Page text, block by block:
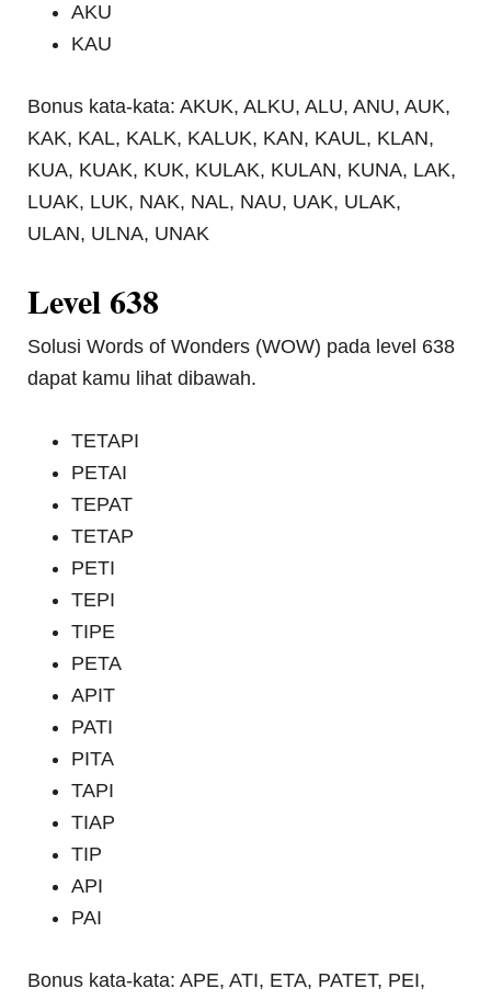
AKU
KAU
Bonus kata-kata: AKUK, ALKU, ALU, ANU, AUK,
KAK, KAL, KALK, KALUK, KAN, KAUL, KLAN,
KUA, KUAK, KUK, KULAK, KULAN, KUNA, LAK,
LUAK, LUK, NAK, NAL, NAU, UAK, ULAK,
ULAN, ULNA, UNAK
Level 638
Solusi Words of Wonders (WOW) pada level 638
dapat kamu lihat dibawah.
TETAPI
PETAI
TEPAT
TETAP
PETI
TEPI
TIPE
PETA
APIT
PATI
PITA
TAPI
TIAP
TIP
API
PAI
Bonus kata-kata: APE, ATI, ETA, PATET, PEI,